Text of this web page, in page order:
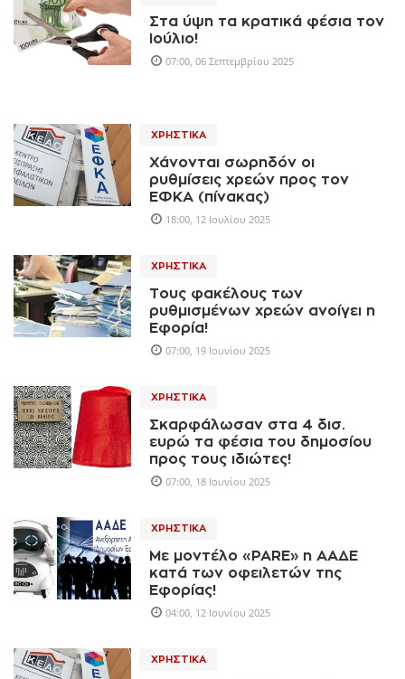
Στα ύψη τα κρατικά φέσια τον
Ιούλιο!
07:00, 06 Σεπτεμβρίου 2025
ΧΡΗΣΤΙΚΆ
Χάνονται σωρηδόν οι
ρυθμίσεις χρεών προς τον
ΕΦΚΑ (πίνακας)
18:00, 12 Ιουλίου 2025
ΧΡΗΣΤΙΚΆ
Τους φακέλους των
ρυθμισμένων χρεών ανοίγει η
Εφορία!
07:00, 19 Ιουνίου 2025
ΧΡΗΣΤΙΚΆ
Σκαρφάλωσαν στα 4 δισ.
ευρώ τα φέσια του δημοσίου
προς τους ιδιώτες!
07:00, 18 Ιουνίου 2025
ΧΡΗΣΤΙΚΆ
Με μοντέλο «PARE» η ΑΑΔΕ
κατά των οφειλετών της
Εφορίας!
04:00, 12 Ιουνίου 2025
ΧΡΗΣΤΙΚΆ